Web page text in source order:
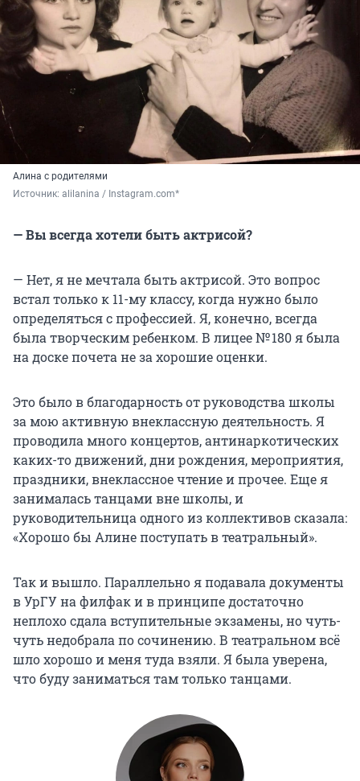
Алина с родителями
Источник: alilanina / Instagram.com*
— Вы всегда хотели быть актрисой?
— Нет, я не мечтала быть актрисой. Это вопрос
встал только к 11-му классу, когда нужно было
определяться с профессией. Я, конечно, всегда
была творческим ребенком. В лицее№ 180я была
на доске почета не за хорошие оценки.
Это было в благодарность от руководства школы
за мою активную внеклассную деятельность. Я
проводила много концертов, антинаркотических
каких-то движений, дни рождения, мероприятия,
праздники, внеклассное чтение и прочее. Еще я
занималась танцами вне школы, и
руководительница одного из коллективов сказала:
«Хорошо бы Алине поступать в театральный».
Так и вышло. Параллельно я подавала документы
в УрГУ на филфак и в принципе достаточно
неплохо сдала вступительные экзамены, но чуть-
чуть недобрала по сочинению. В театральном всё
шло хорошо и меня туда взяли. Я была уверена,
что буду заниматься там только танцами.